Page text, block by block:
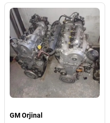
GM Orjinal